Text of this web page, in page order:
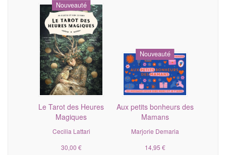
Nouveauté
Le Tarot des Heures
Magiques
Cecilia Lattari
30,00 €
Nouveauté
Aux petits bonheurs des
Mamans
Marjorie Demaria
14,95 €